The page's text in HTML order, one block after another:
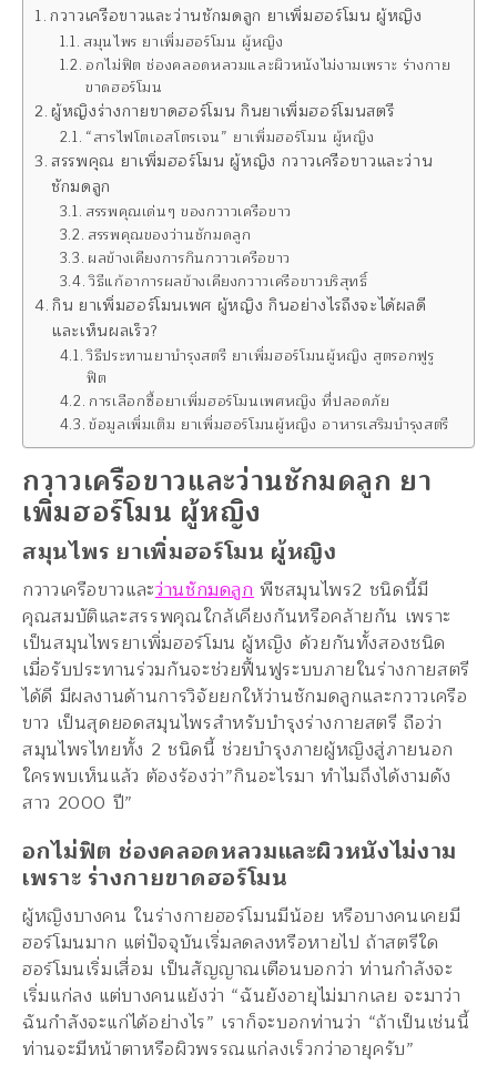
กวาวเครือขาวและว่านชักมดลูก ยาเพิ่มฮอร์โมน ผู้หญิง
สมุนไพร ยาเพิ่มฮอร์โมน ผู้หญิง
อกไม่ฟิต ช่องคลอดหลวมและผิวหนังไม่งามเพราะ ร่างกาย
ขาดฮอร์โมน
ผู้หญิงร่างกายขาดฮอร์โมน กินยาเพิ่มฮอร์โมนสตรี
“สารไฟโตเอสโตรเจน” ยาเพิ่มฮอร์โมน ผู้หญิง
สรรพคุณ ยาเพิ่มฮอร์โมน ผู้หญิง กวาวเครือขาวและว่าน
ชักมดลูก
สรรพคุณเด่นๆ ของกวาวเครือขาว
สรรพคุณของว่านชักมดลูก
ผลข้างเคียงการกินกวาวเครือขาว
วิธีแก้อาการผลข้างเคียงกวาวเครือขาวบริสุทธิ์
กิน ยาเพิ่มฮอร์โมนเพศ ผู้หญิง กินอย่างไรถึงจะได้ผลดี
และเห็นผลเร็ว?
วิธีประทานยาบำรุงสตรี ยาเพิ่มฮอร์โมนผู้หญิง สูตรอกฟูรู
ฟิต
การเลือกซื้อยาเพิ่มฮอร์โมนเพศหญิง ที่ปลอดภัย
ข้อมูลเพิ่มเติม ยาเพิ่มฮอร์โมนผู้หญิง อาหารเสริมบำรุงสตรี
กวาวเครือขาวและว่านชักมดลูก ยา
เพิ่มฮอร์โมน ผู้หญิง
สมุนไพร ยาเพิ่มฮอร์โมน ผู้หญิง
กวาวเครือขาวและว่านชักมดลูกพืชสมุนไพร2 ชนิดนี้มี
คุณสมบัติและสรรพคุณใกล้เคียงกันหรือคล้ายกัน เพราะ
เป็นสมุนไพรยาเพิ่มฮอร์โมน ผู้หญิง ด้วยกันทั้งสองชนิด
เมื่อรับประทานร่วมกันจะช่วยฟื้นฟูระบบภายในร่างกายสตรี
ได้ดี มีผลงานด้านการวิจัยยกให้ว่านชักมดลูกและกวาวเครือ
ขาว เป็นสุดยอดสมุนไพรสำหรับบำรุงร่างกายสตรี ถือว่า
สมุนไพรไทยทั้ง 2 ชนิดนี้ ช่วยบำรุงภายผู้หญิงสู่ภายนอก
ใครพบเห็นแล้ว ต้องร้องว่า”กินอะไรมา ทำไมถึงได้งามดัง
สาว 2000 ปี”
อกไม่ฟิต ช่องคลอดหลวมและผิวหนังไม่งาม
เพราะ ร่างกายขาดฮอร์โมน
ผู้หญิงบางคน ในร่างกายฮอร์โมนมีน้อย หรือบางคนเคยมี
ฮอร์โมนมาก แต่ปัจจุบันเริ่มลดลงหรือหายไป ถ้าสตรีใด
ฮอร์โมนเริ่มเสื่อม เป็นสัญญาณเตือนบอกว่า ท่านกำลังจะ
เริ่มแก่ลง แต่บางคนแย้งว่า “ฉันยังอายุไม่มากเลย จะมาว่า
ฉันกำลังจะแก่ได้อย่างไร” เราก็จะบอกท่านว่า “ถ้าเป็นเช่นนี้
ท่านจะมีหน้าตาหรือผิวพรรณแก่ลงเร็วกว่าอายุครับ”